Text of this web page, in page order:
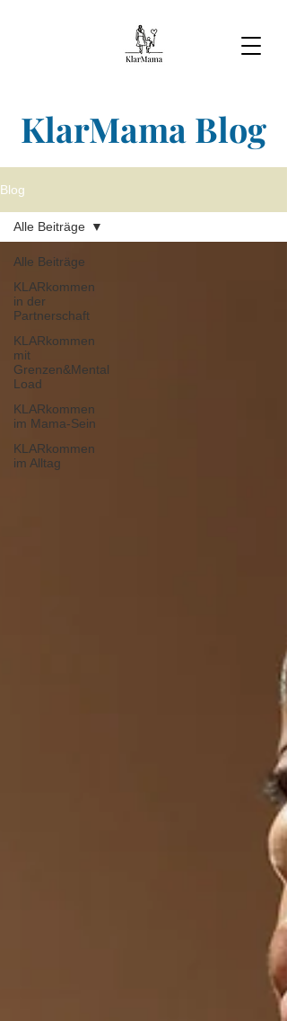
KlarMama Blog
Blog
Alle Beiträge
KLARkommen
in der
Partnerschaft
KLARkommen
mit
Grenzen&Mental
Load
KLARkommen
im Mama-Sein
KLARkommen
im Alltag
Alle Beiträge